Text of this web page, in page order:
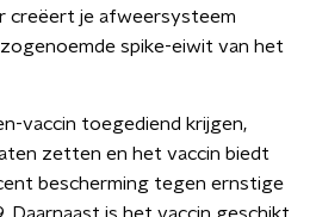
creëert je afweersysteem
spike-eiwit van het
vaccin toegediend krijgen,
zetten en het vaccin biedt
bescherming tegen ernstige